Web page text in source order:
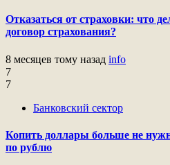
Отказаться от страховки: что
договор страхования?
8 месяцев тому назад info
7
7
Банковский сектор
Копить доллары больше не
по рублю